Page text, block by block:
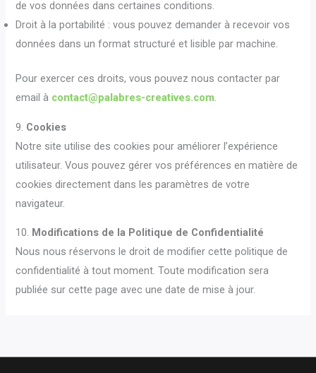
de vos données dans certaines conditions.
Droit à la portabilité : vous pouvez demander à recevoir vos
données dans un format structuré et lisible par machine.
Pour exercer ces droits, vous pouvez nous contacter par
email à contact@palabres-creatives.com.
9. Cookies
Notre site utilise des cookies pour améliorer l’expérience
utilisateur. Vous pouvez gérer vos préférences en matière de
cookies directement dans les paramètres de votre
navigateur.
10. Modifications de la Politique de Confidentialité
Nous nous réservons le droit de modifier cette politique de
confidentialité à tout moment. Toute modification sera
publiée sur cette page avec une date de mise à jour.